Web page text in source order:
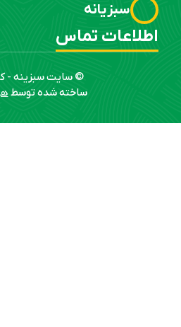
سبزیانه
اطلاعات تماس
© سایت سبزینه -
ساخته شده توسط